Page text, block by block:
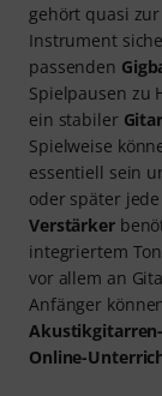
gehört quasi
Instrument
passenden
Spielpausen zu
ein stabiler
Spielweise
essentiell sein
oder später
Verstärker
integriertem
vor allem an
Anfänger
Online-